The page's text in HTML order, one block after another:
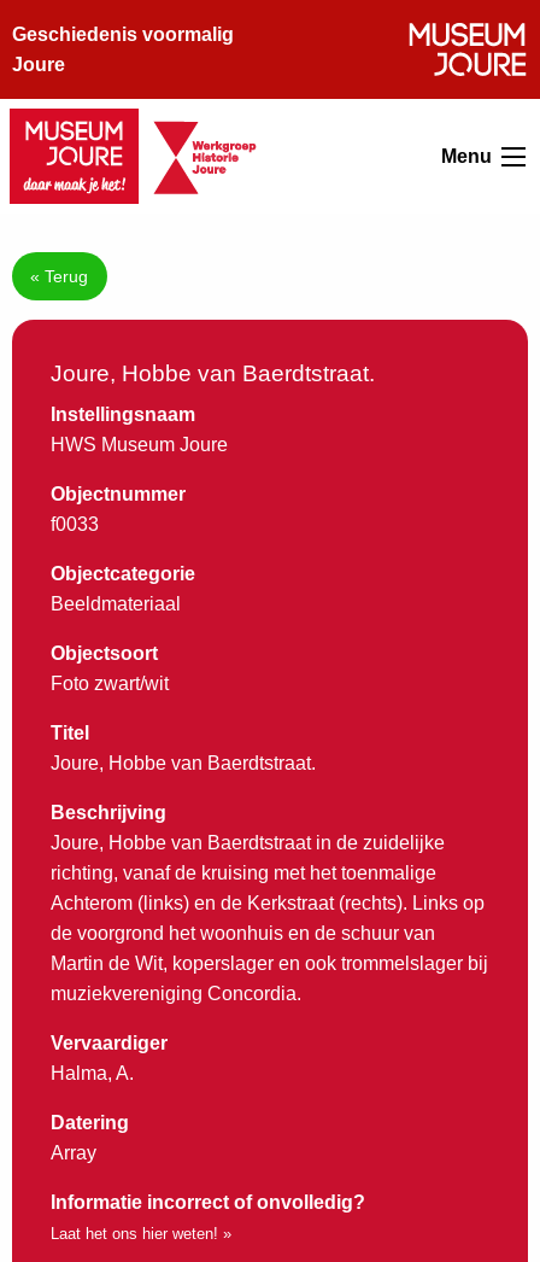
Geschiedenis voormalig
Joure
Menu
« Terug
Joure, Hobbe van Baerdtstraat.
Instellingsnaam
HWS Museum Joure
Objectnummer
f0033
Objectcategorie
Beeldmateriaal
Objectsoort
Foto zwart/wit
Titel
Joure, Hobbe van Baerdtstraat.
Beschrijving
Joure, Hobbe van Baerdtstraat in de zuidelijke
richting, vanaf de kruising met het toenmalige
Achterom (links) en de Kerkstraat (rechts). Links op
de voorgrond het woonhuis en de schuur van
Martin de Wit, koperslager en ook trommelslager bij
muziekvereniging Concordia.
Vervaardiger
Halma, A.
Datering
Array
Informatie incorrect of onvolledig?
Laat het ons hier weten! »